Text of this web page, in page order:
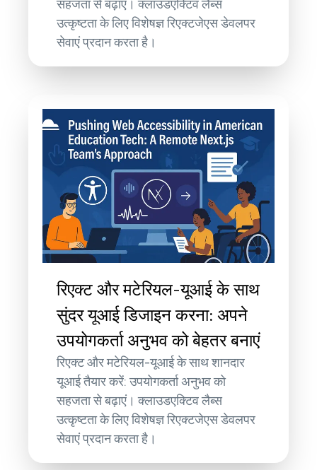
सहजता से बढ़ाएं। क्लाउडएक्टिव लैब्स
उत्कृष्टता के लिए विशेषज्ञ रिएक्टजेएस डेवलपर
सेवाएं प्रदान करता है।
रिएक्ट और मटेरियल-यूआई के साथ
सुंदर यूआई डिजाइन करना: अपने
उपयोगकर्ता अनुभव को बेहतर बनाएं
रिएक्ट और मटेरियल-यूआई के साथ शानदार
यूआई तैयार करें: उपयोगकर्ता अनुभव को
सहजता से बढ़ाएं। क्लाउडएक्टिव लैब्स
उत्कृष्टता के लिए विशेषज्ञ रिएक्टजेएस डेवलपर
सेवाएं प्रदान करता है।